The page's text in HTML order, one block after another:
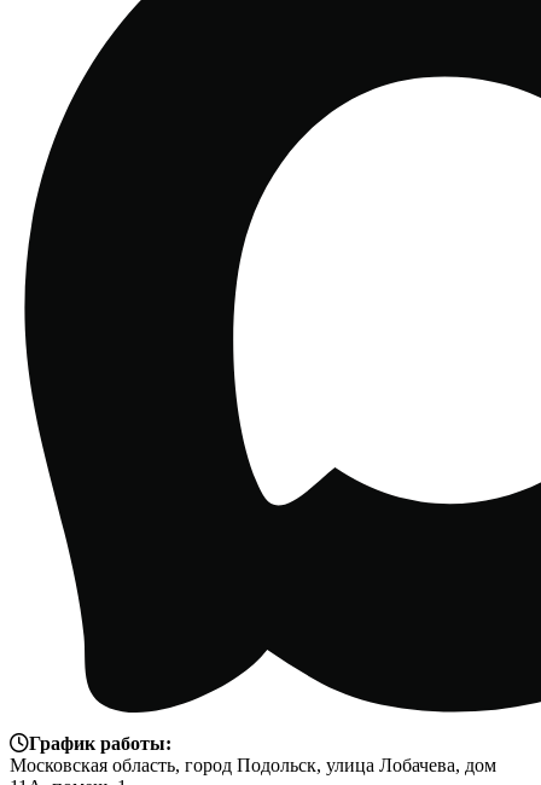
График работы:
Московская область, город Подольск, улица Лобачева, дом